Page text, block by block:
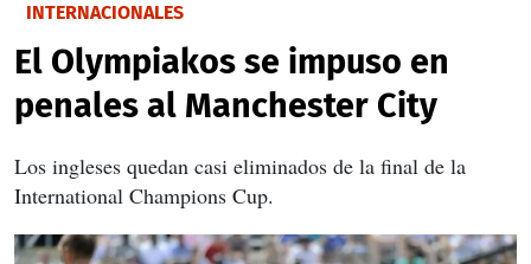
INTERNACIONALES
El Olympiakos se impuso en
penales al Manchester City
Los ingleses quedan casi eliminados de la final de la
International Champions Cup.